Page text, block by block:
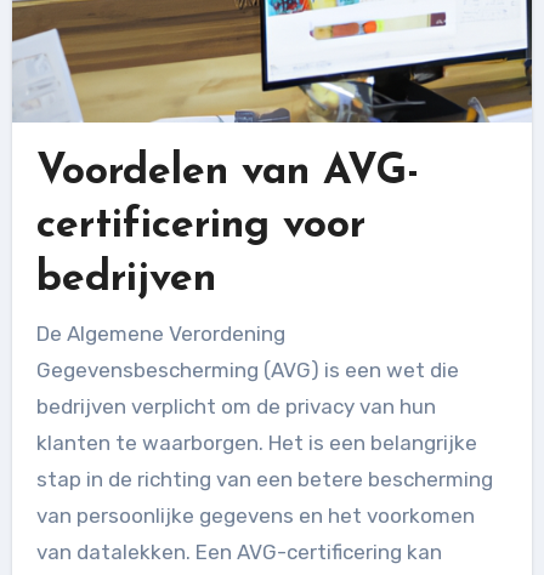
Voordelen van AVG-
certificering voor
bedrijven
De Algemene Verordening
Gegevensbescherming (AVG) is een wet die
bedrijven verplicht om de privacy van hun
klanten te waarborgen. Het is een belangrijke
stap in de richting van een betere bescherming
van persoonlijke gegevens en het voorkomen
van datalekken. Een AVG-certificering kan